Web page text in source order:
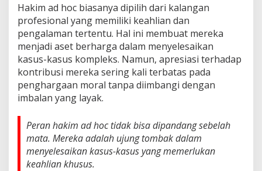
Hakim ad hoc biasanya dipilih dari kalangan
profesional yang memiliki keahlian dan
pengalaman tertentu. Hal ini membuat mereka
menjadi aset berharga dalam menyelesaikan
kasus-kasus kompleks. Namun, apresiasi terhadap
kontribusi mereka sering kali terbatas pada
penghargaan moral tanpa diimbangi dengan
imbalan yang layak.
Peran hakim ad hoc tidak bisa dipandang sebelah
mata. Mereka adalah ujung tombak dalam
menyelesaikan kasus-kasus yang memerlukan
keahlian khusus.